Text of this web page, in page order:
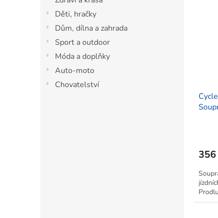
Děti, hračky
Dům, dílna a zahrada
Sport a outdoor
Móda a doplňky
Auto-moto
Chovatelství
356